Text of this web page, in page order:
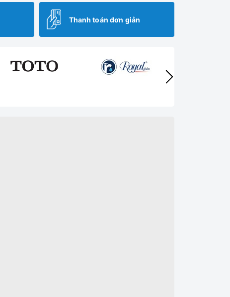
Thanh toán đơn giản